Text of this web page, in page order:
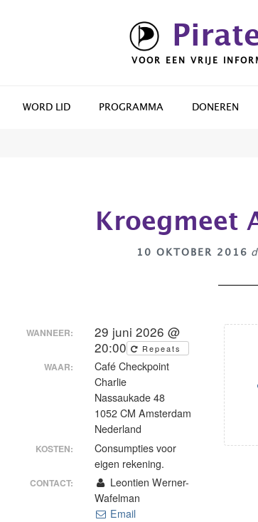
VOOR EEN VRIJE
WORD LID PROGRAMMA DONEREN
Kroegmeet
10 OKTOBER 2016
WANNEER:
29 juni 2026 @
20:00
Repeats
WAAR:
Café Checkpoint
Charlie
Nassaukade 48
1052 CM Amsterdam
Nederland
KOSTEN:
Consumpties voor
eigen rekening.
CONTACT:
Leontien Werner-
Wafelman
Email